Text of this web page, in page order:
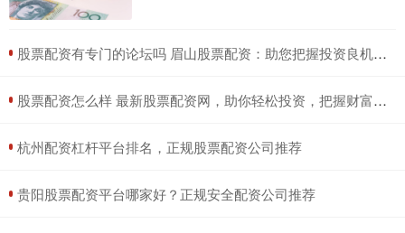
​股票配资有专门的论坛吗 眉山股票配资：助您把握投资良机，实现财富增值
​股票配资怎么样 最新股票配资网，助你轻松投资，把握财富先机
​杭州配资杠杆平台排名，正规股票配资公司推荐
​贵阳股票配资平台哪家好？正规安全配资公司推荐